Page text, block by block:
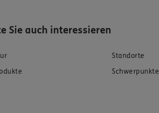
Sie auch interessieren
Standorte
Schwerpunkte